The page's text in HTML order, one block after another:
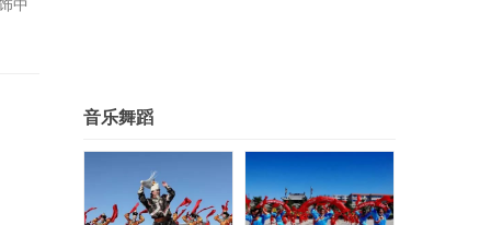
中
音乐舞蹈